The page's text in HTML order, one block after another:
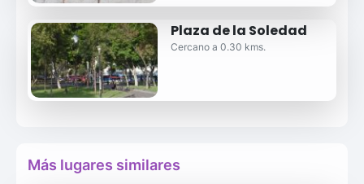
Plaza de la Soledad
Cercano a 0.30 kms.
Más lugares similares